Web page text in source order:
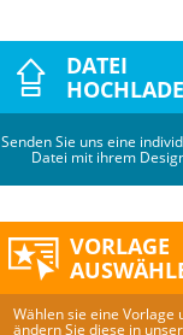
DATEI
Senden Sie uns eine
Datei mit ihrem
VORLAGE
Wählen sie eine Vorlage
ändern Sie diese in